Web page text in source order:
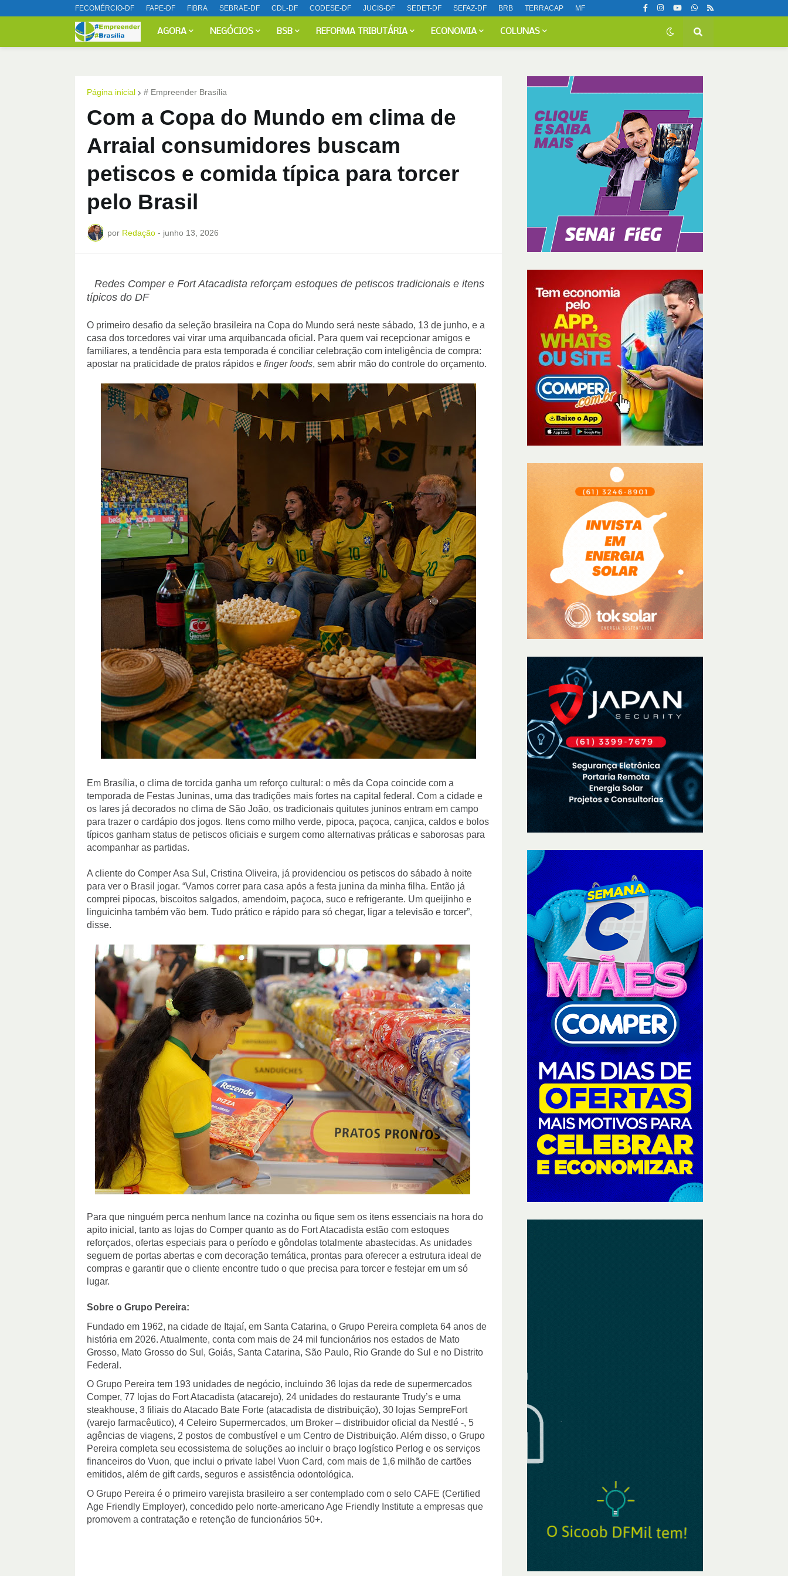
FECOMÉRCIO-DF FAPE-DF FIBRA SEBRAE-DF CDL-DF CODESE-DF JUCIS-DF SEDET-DF SEFAZ-DF BRB TERRACAP MF
AGORA NEGÓCIOS BSB REFORMA TRIBUTÁRIA ECONOMIA COLUNAS
Página inicial # Empreender Brasília
Com a Copa do Mundo em clima de
Arraial consumidores buscam
petiscos e comida típica para torcer
pelo Brasil
por Redação - junho 13, 2026
Redes Comper e Fort Atacadista reforçam estoques de petiscos tradicionais e itens
típicos do DF
O primeiro desafio da seleção brasileira na Copa do Mundo será neste sábado, 13 de junho, e a
casa dos torcedores vai virar uma arquibancada oficial. Para quem vai recepcionar amigos e
familiares, a tendência para esta temporada é conciliar celebração com inteligência de compra:
apostar na praticidade de pratos rápidos e finger foods, sem abrir mão do controle do orçamento.
Em Brasília, o clima de torcida ganha um reforço cultural: o mês da Copa coincide com a
temporada de Festas Juninas, uma das tradições mais fortes na capital federal. Com a cidade e
os lares já decorados no clima de São João, os tradicionais quitutes juninos entram em campo
para trazer o cardápio dos jogos. Itens como milho verde, pipoca, paçoca, canjica, caldos e bolos
típicos ganham status de petiscos oficiais e surgem como alternativas práticas e saborosas para
acompanhar as partidas.
A cliente do Comper Asa Sul, Cristina Oliveira, já providenciou os petiscos do sábado à noite
para ver o Brasil jogar. “Vamos correr para casa após a festa junina da minha filha. Então já
comprei pipocas, biscoitos salgados, amendoim, paçoca, suco e refrigerante. Um queijinho e
linguicinha também vão bem. Tudo prático e rápido para só chegar, ligar a televisão e torcer”,
disse.
Para que ninguém perca nenhum lance na cozinha ou fique sem os itens essenciais na hora do
apito inicial, tanto as lojas do Comper quanto as do Fort Atacadista estão com estoques
reforçados, ofertas especiais para o período e gôndolas totalmente abastecidas. As unidades
seguem de portas abertas e com decoração temática, prontas para oferecer a estrutura ideal de
compras e garantir que o cliente encontre tudo o que precisa para torcer e festejar em um só
lugar.
Sobre o Grupo Pereira:
Fundado em 1962, na cidade de Itajaí, em Santa Catarina, o Grupo Pereira completa 64 anos de
história em 2026. Atualmente, conta com mais de 24 mil funcionários nos estados de Mato
Grosso, Mato Grosso do Sul, Goiás, Santa Catarina, São Paulo, Rio Grande do Sul e no Distrito
Federal.
O Grupo Pereira tem 193 unidades de negócio, incluindo 36 lojas da rede de supermercados
Comper, 77 lojas do Fort Atacadista (atacarejo), 24 unidades do restaurante Trudy’s e uma
steakhouse, 3 filiais do Atacado Bate Forte (atacadista de distribuição), 30 lojas SempreFort
(varejo farmacêutico), 4 Celeiro Supermercados, um Broker – distribuidor oficial da Nestlé -, 5
agências de viagens, 2 postos de combustível e um Centro de Distribuição. Além disso, o Grupo
Pereira completa seu ecossistema de soluções ao incluir o braço logístico Perlog e os serviços
financeiros do Vuon, que inclui o private label Vuon Card, com mais de 1,6 milhão de cartões
emitidos, além de gift cards, seguros e assistência odontológica.
O Grupo Pereira é o primeiro varejista brasileiro a ser contemplado com o selo CAFE (Certified
Age Friendly Employer), concedido pelo norte-americano Age Friendly Institute a empresas que
promovem a contratação e retenção de funcionários 50+.